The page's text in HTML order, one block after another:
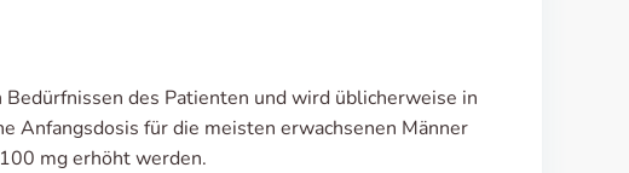
des Patienten und wird üblicherweise in
Anfangsdosis für die meisten erwachsenen Männer
mg erhöht werden.